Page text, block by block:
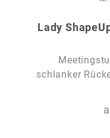
Lady
schlanker